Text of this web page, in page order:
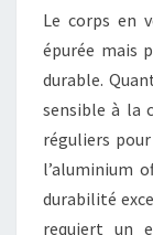
Le corps en
épurée mais
durable.
sensible à la
réguliers
l’aluminium
durabilité
requiert un